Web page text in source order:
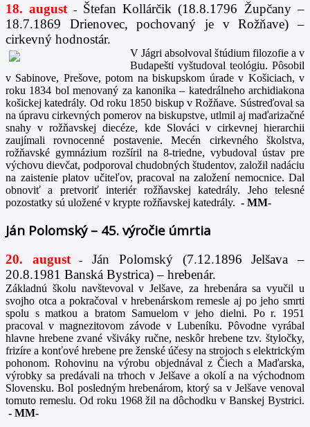
18. august -
Štefan Kollárčik (18.8.1796 Župčany –
18.7.1869 Drienovec, pochovaný je v Rožňave) –
cirkevný hodnostár.
V Jágri absolvoval štúdium filozofie a v
Budapešti vyštudoval teológiu. Pôsobil
v Sabinove, Prešove, potom na biskupskom úrade v Košiciach, v
roku 1834 bol menovaný za kanonika – katedrálneho archidiakona
košickej katedrály. Od roku 1850 biskup v Rožňave. Sústreďoval sa
na úpravu cirkevných pomerov na biskupstve, utlmil aj maďarizačné
snahy v rožňavskej diecéze, kde Slováci v cirkevnej hierarchii
zaujímali rovnocenné postavenie. Mecén cirkevného školstva,
rožňavské gymnázium rozšíril na 8-triedne, vybudoval ústav pre
výchovu dievčat, podporoval chudobných študentov, založil nadáciu
na zaistenie platov učiteľov, pracoval na založení nemocnice. Dal
obnoviť a pretvoriť interiér rožňavskej katedrály. Jeho telesné
pozostatky sú uložené v krypte rožňavskej katedrály. - MM-
Ján Polomský – 45. výročie úmrtia
20. august-
Ján Polomský (7.12.1896 Jelšava –
20.8.1981 Banská Bystrica) – hrebenár.
Základnú školu navštevoval v Jelšave, za hrebenára sa vyučil u
svojho otca a pokračoval v hrebenárskom remesle aj po jeho smrti
spolu s matkou a bratom Samuelom v jeho dielni. Po r. 1951
pracoval v magnezitovom závode v Lubeníku. Pôvodne vyrábal
hlavne hrebene zvané všiváky ručne, neskôr hrebene tzv. štyločky,
frizíre a konťové hrebene pre ženské účesy na strojoch s elektrickým
pohonom. Rohovinu na výrobu objednával z Čiech a Maďarska,
výrobky sa predávali na trhoch v Jelšave a okolí a na východnom
Slovensku. Bol posledným hrebenárom, ktorý sa v Jelšave venoval
tomuto remeslu. Od roku 1968 žil na dôchodku v Banskej Bystrici.
- MM-